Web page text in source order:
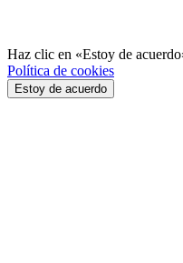
Haz clic en «Estoy de
Política de cookies
Estoy de acuerdo